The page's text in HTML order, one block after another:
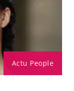
Actu People